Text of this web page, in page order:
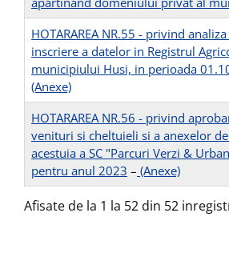
HOTARAREA NR.55 - privind
inscriere a datelor in Registrul
municipiului Husi, in perioada
(Anexe)
HOTARAREA NR.56 - privind
venituri si cheltuieli si a anexelor
acestuia a SC "Parcuri Verzi &
pentru anul 2023 – (Anexe)
Afisate de la 1 la 52 din 52